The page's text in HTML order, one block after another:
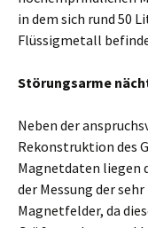
in dem sich rund 50
Flüssigmetall
Störungsarme
Neben der
Rekonstruktion des
Magnetdaten liegen
der Messung der
Magnetfelder, da